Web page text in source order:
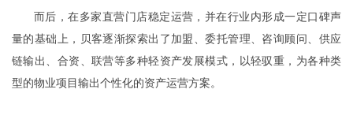
而后，在多家直营门店稳定运营，并在行业内形成一定口碑声
量的基础上，贝客逐渐探索出了加盟、委托管理、咨询顾问、供应
链输出、合资、联营等多种轻资产发展模式，以轻驭重，为各种类
型的物业项目输出个性化的资产运营方案。